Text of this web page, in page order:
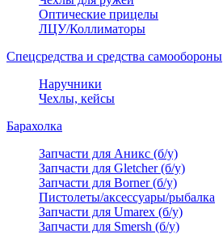
Оптические прицелы
ЛЦУ/Коллиматоры
Спецсредства и средства самообороны
Наручники
Чехлы, кейсы
Барахолка
Запчасти для Аникс (б/у)
Запчасти для Gletcher (б/у)
Запчасти для Borner (б/у)
Пистолеты/аксессуары/рыбалка
Запчасти для Umarex (б/у)
Запчасти для Smersh (б/у)